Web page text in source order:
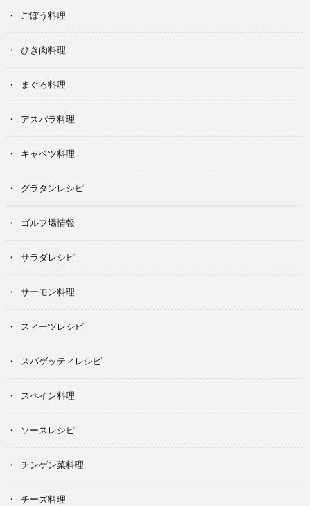
ごぼう料理
ひき肉料理
まぐろ料理
アスパラ料理
キャベツ料理
グラタンレシピ
ゴルフ場情報
サラダレシピ
サーモン料理
スィーツレシピ
スパゲッティレシピ
スペイン料理
ソースレシピ
チンゲン菜料理
チーズ料理